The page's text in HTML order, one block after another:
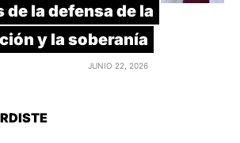
de la defensa de la
y la soberanía
JUNIO 22, 2026